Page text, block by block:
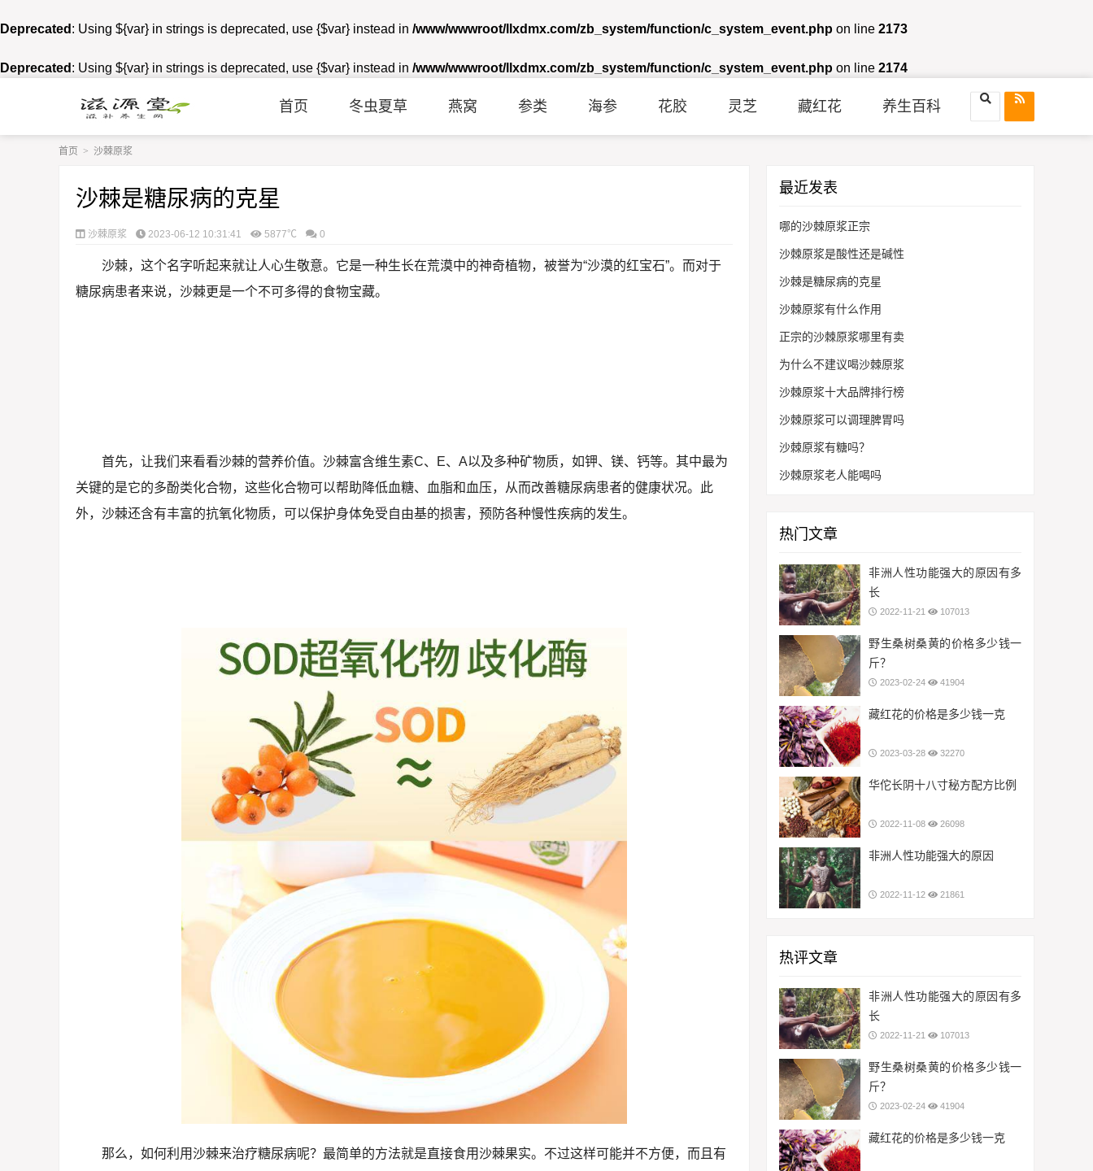
Deprecated : Using ${var} in strings is deprecated, use {$var} instead in /www/wwwroot/llxdmx.com/zb_system/function/c_system_event.php on line 2173
Deprecated : Using ${var} in strings is deprecated, use {$var} instead in /www/wwwroot/llxdmx.com/zb_system/function/c_system_event.php on line 2174
首页 冬虫夏草 燕窝 参类 海参 花胶 灵芝 藏红花 养生百科
首页 > 沙棘原浆
沙棘是糖尿病的克星
沙棘原浆 2023-06-12 10:31:41 5877℃ 0
沙棘，这个名字听起来就让人心生敬意。它是一种生长在荒漠中的神奇植物，被誉为“沙漠的红宝石”。而对于
糖尿病患者来说，沙棘更是一个不可多得的食物宝藏。
首先，让我们来看看沙棘的营养价值。沙棘富含维生素C、E、A以及多种矿物质，如钾、镁、钙等。其中最为
关键的是它的多酚类化合物，这些化合物可以帮助降低血糖、血脂和血压，从而改善糖尿病患者的健康状况。此
外，沙棘还含有丰富的抗氧化物质，可以保护身体免受自由基的损害，预防各种慢性疾病的发生。
那么，如何利用沙棘来治疗糖尿病呢？最简单的方法就是直接食用沙棘果实。不过这样可能并不方便，而且有
最近发表
哪的沙棘原浆正宗
沙棘原浆是酸性还是碱性
沙棘是糖尿病的克星
沙棘原浆有什么作用
正宗的沙棘原浆哪里有卖
为什么不建议喝沙棘原浆
沙棘原浆十大品牌排行榜
沙棘原浆可以调理脾胃吗
沙棘原浆有糖吗？
沙棘原浆老人能喝吗
热门文章
非洲人性功能强大的原因有多
长
2022-11-21 107013
野生桑树桑黄的价格多少钱一
斤？
2023-02-24 41904
藏红花的价格是多少钱一克
2023-03-28 32270
华佗长阴十八寸秘方配方比例
2022-11-08 26098
非洲人性功能强大的原因
2022-11-12 21861
热评文章
非洲人性功能强大的原因有多
长
2022-11-21 107013
野生桑树桑黄的价格多少钱一
斤？
2023-02-24 41904
藏红花的价格是多少钱一克